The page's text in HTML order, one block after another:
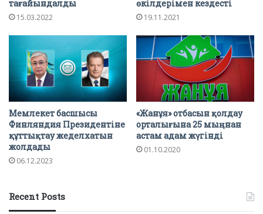
тағайындалды
15.03.2022
өкілдерімен кездесті
19.11.2021
Мемлекет басшысы
Финляндия Президентіне
құттықтау жеделхатын
жолдады
06.12.2023
«Жанұя» отбасын қолдау
орталығына 25 мыңнан
астам адам жүгінді
01.10.2020
Recent Posts